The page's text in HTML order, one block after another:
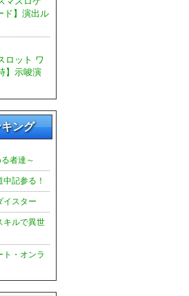
ド】演出ル
ロット ワ
】示唆演
ング
者達～
記参る！
イスター
キルで異世
ト・オンラ